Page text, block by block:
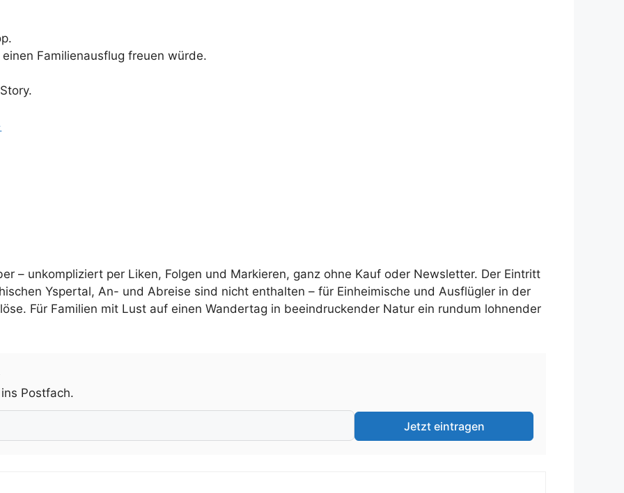
Familienausflug freuen würde.
– unkompliziert per Liken, Folgen und Markieren, ganz ohne Kauf oder Newsletter. Der Eintritt
Yspertal, An- und Abreise sind nicht enthalten – für Einheimische und Ausflügler in der
Für Familien mit Lust auf einen Wandertag in beeindruckender Natur ein rundum lohnender
Postfach.
Jetzt eintragen